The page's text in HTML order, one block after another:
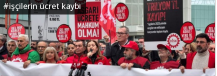
#işçilerin ücret kaybı